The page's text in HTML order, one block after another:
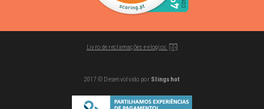
Livro de reclamações e elogios
2017 © Desenvolvido por Slingshot